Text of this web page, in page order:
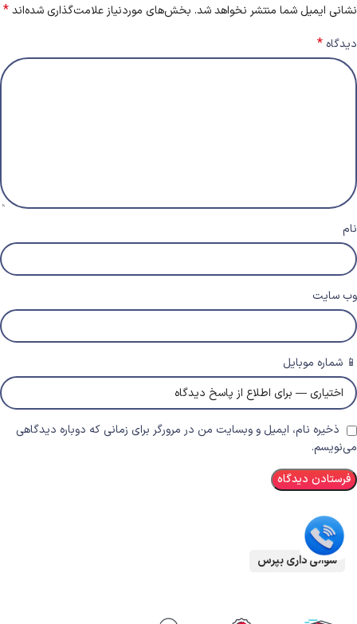
نشانی ایمیل شما منتشر نخواهد شد. بخش‌های موردنیاز علامت‌گذاری شده‌اند*
دیدگاه *
نام
وب‌ سایت
📱 شماره موبایل
ذخیره نام، ایمیل و وبسایت من در مرورگر برای زمانی که دوباره دیدگاهی
می‌نویسم.
سوالی داری بپرس